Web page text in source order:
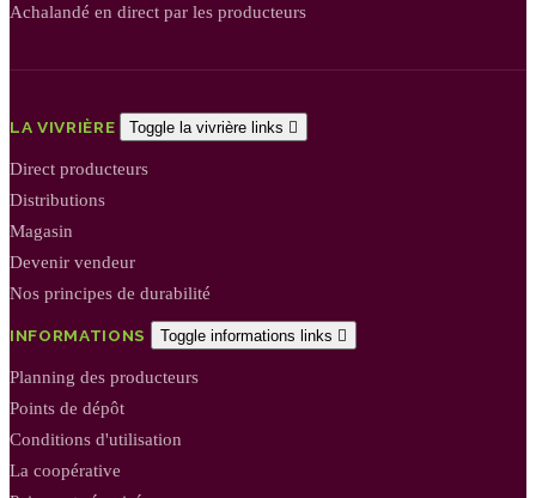
Achalandé en direct par les producteurs
LA VIVRIÈRE Toggle la vivrière links 
Direct producteurs
Distributions
Magasin
Devenir vendeur
Nos principes de durabilité
INFORMATIONS Toggle informations links 
Planning des producteurs
Points de dépôt
Conditions d'utilisation
La coopérative